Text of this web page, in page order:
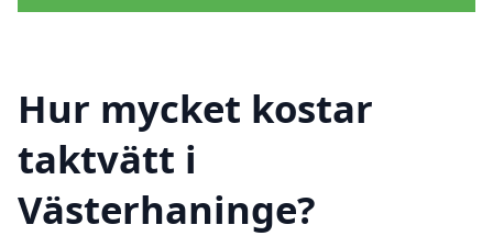
Hur mycket kostar
taktvätt i
Västerhaninge?